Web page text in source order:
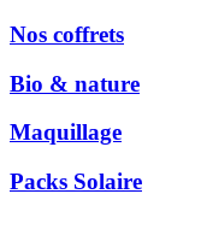
Nos coffrets
Bio & nature
Maquillage
Packs Solaire